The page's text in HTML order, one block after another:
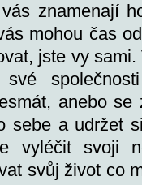
znamenají
mohou čas
jste vy
anebo
sebe a udržet
vyléčit svoji
svůj život co